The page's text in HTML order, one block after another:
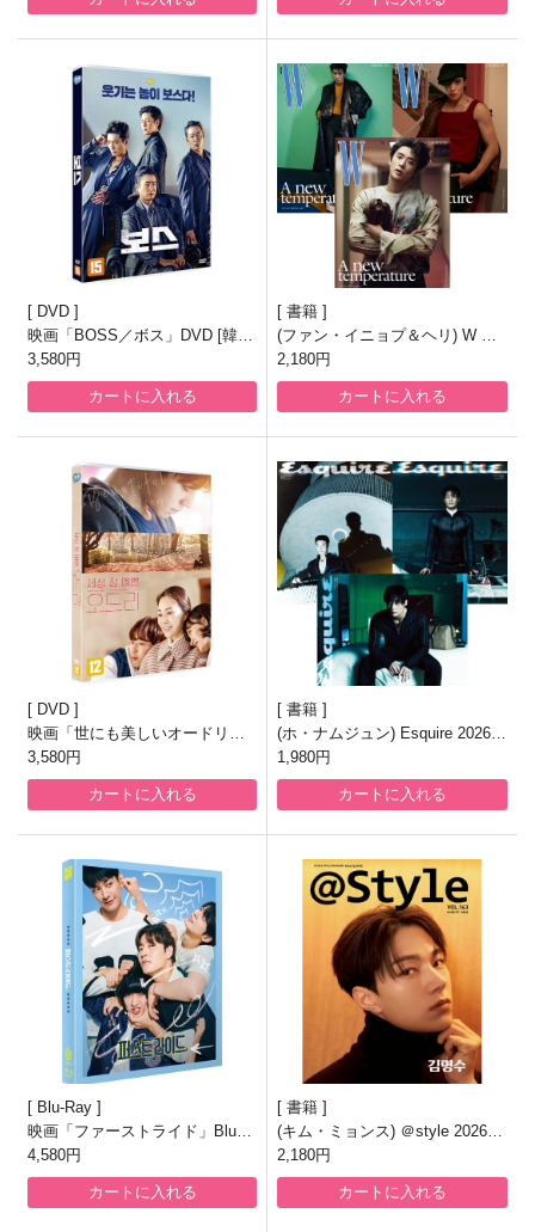
DVD
映画「BOSS／ボス」DVD [韓国
盤]
3,580円
カートに入れる
書籍
(ファン・イニョプ＆ヘリ) W KO
REA 2026.8月号
2,180円
カートに入れる
DVD
映画「世にも美しいオードリ
ー」DVD [韓国盤]
3,580円
カートに入れる
書籍
(ホ・ナムジュン) Esquire 2026.8
月号
1,980円
カートに入れる
Blu-Ray
映画「ファーストライド」Blu-ra
y [韓国盤/フルスリップ1000枚ナ
ンバリング限定盤]
4,580円
カートに入れる
書籍
(キム・ミョンス) ＠style 2026.8
月号
2,180円
カートに入れる